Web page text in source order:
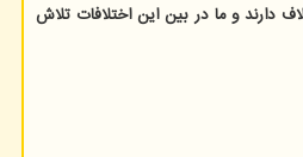
دارند و ما در بین این اختلافات تلاش